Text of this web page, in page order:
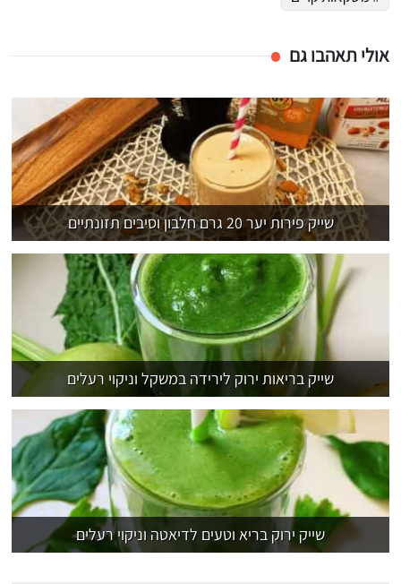
אולי תאהבו גם
שייק פירות יער 20 גרם חלבון וסיבים תזונתיים
שייק בריאות ירוק לירידה במשקל וניקוי רעלים
שייק ירוק בריא וטעים לדיאטה וניקוי רעלים